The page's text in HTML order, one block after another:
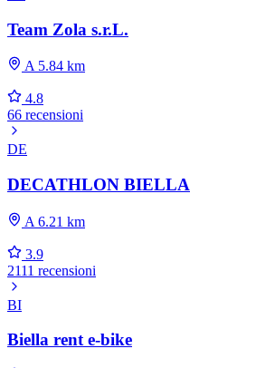
Team Zola s.r.L.
A 5.84 km
4.8
66 recensioni
DE
DECATHLON BIELLA
A 6.21 km
3.9
2111 recensioni
BI
Biella rent e-bike